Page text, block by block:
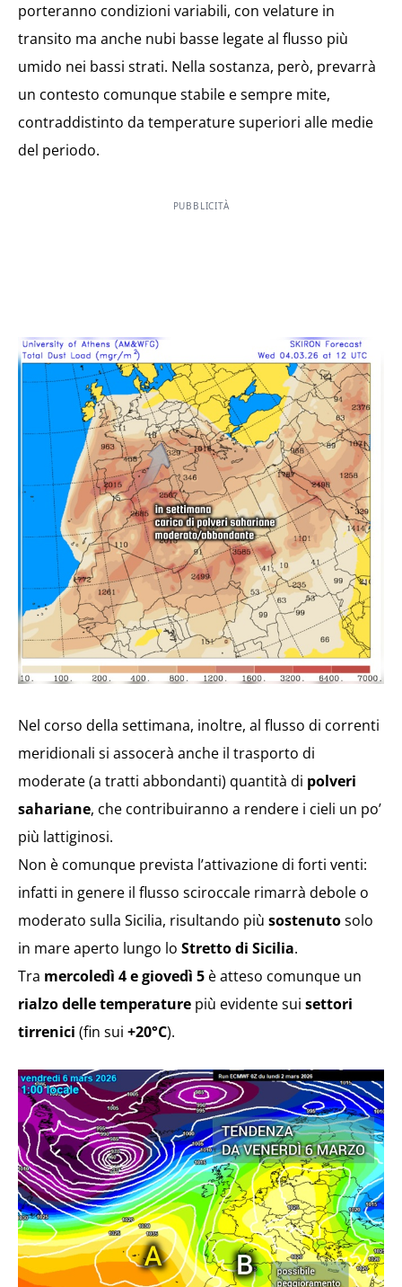
porteranno condizioni variabili, con velature in
transito ma anche nubi basse legate al flusso più
umido nei bassi strati. Nella sostanza, però, prevarrà
un contesto comunque stabile e sempre mite,
contraddistinto da temperature superiori alle medie
del periodo.
PUBBLICITÀ
Nel corso della settimana, inoltre, al flusso di correnti
meridionali si assocerà anche il trasporto di
moderate (a tratti abbondanti) quantità di polveri
sahariane, che contribuiranno a rendere i cieli un po’
più lattiginosi.
Non è comunque prevista l’attivazione di forti venti:
infatti in genere il flusso sciroccale rimarrà debole o
moderato sulla Sicilia, risultando più sostenutosolo
in mare aperto lungo lo Stretto di Sicilia.
Tra mercoledì 4 e giovedì 5 è atteso comunque un
rialzo delle temperature più evidente sui settori
tirrenici (fin sui +20°C).